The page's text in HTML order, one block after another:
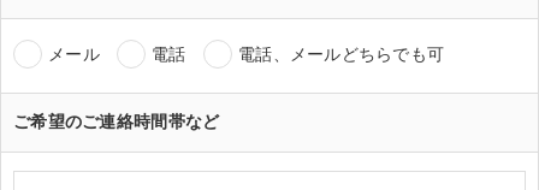
メール 電話 電話、メールどちらでも可
ご希望のご連絡時間帯など